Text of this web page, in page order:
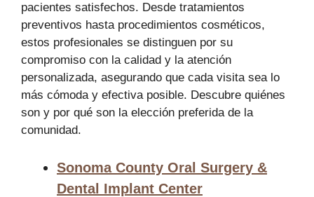
pacientes satisfechos. Desde tratamientos
preventivos hasta procedimientos cosméticos,
estos profesionales se distinguen por su
compromiso con la calidad y la atención
personalizada, asegurando que cada visita sea lo
más cómoda y efectiva posible. Descubre quiénes
son y por qué son la elección preferida de la
comunidad.
Sonoma County Oral Surgery &
Dental Implant Center